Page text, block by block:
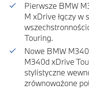
Pierwsze BMW
M xDrive łączy w
Touring.
Nowe BMW
M340d xDrive
stylistyczne
zrównoważone